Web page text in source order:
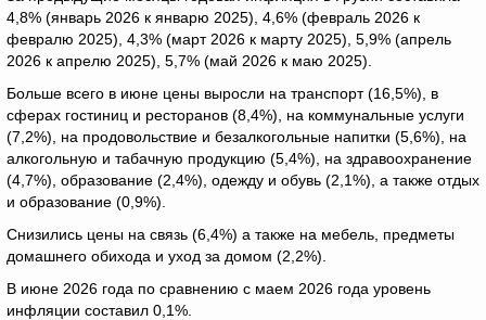
4,8% (январь 2026 к январю 2025), 4,6% (февраль 2026 к
февралю 2025), 4,3% (март 2026 к марту 2025), 5,9% (апрель
2026 к апрелю 2025), 5,7% (май 2026 к маю 2025).
Больше всего в июне цены выросли на транспорт (16,5%), в
сферах гостиниц и ресторанов (8,4%), на коммунальные услуги
(7,2%), на продовольствие и безалкогольные напитки (5,6%), на
алкогольную и табачную продукцию (5,4%), на здравоохранение
(4,7%), образование (2,4%), одежду и обувь (2,1%), а также отдых
и образование (0,9%).
Снизились цены на связь (6,4%) а также на мебель, предметы
домашнего обихода и уход за домом (2,2%).
В июне 2026 года по сравнению с маем 2026 года уровень
инфляции составил 0,1%.